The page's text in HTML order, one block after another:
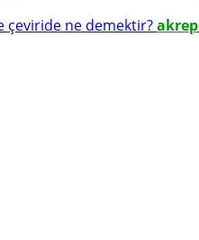
çeviride ne demektir?akrep